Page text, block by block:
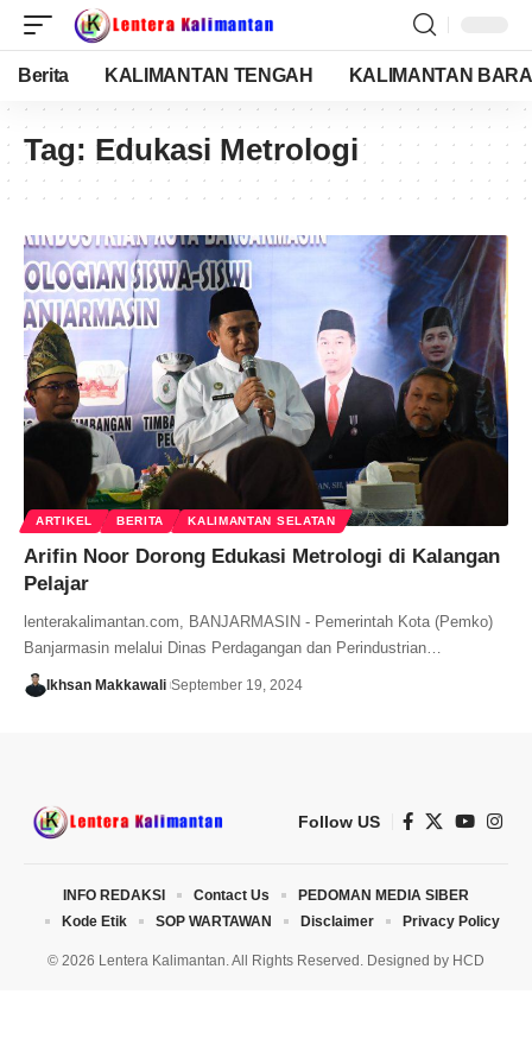
Berita KALIMANTAN TENGAH KALIMANTAN
Tag: Edukasi Metrologi
ARTIKEL BERITA KALIMANTAN SELATAN
Arifin Noor Dorong Edukasi Metrologi di Kalangan
Pelajar
lenterakalimantan.com, BANJARMASIN - Pemerintah Kota (Pemko)
Banjarmasin melalui Dinas Perdagangan dan Perindustrian…
Ikhsan Makkawali September 19, 2024
Follow US
© 2026 Lentera Kalimantan. All Rights Reserved. Designed by HCD
INFO REDAKSI Contact Us
PEDOMAN MEDIA SIBER
Kode Etik
SOP WARTAWAN Disclaimer Privacy Policy